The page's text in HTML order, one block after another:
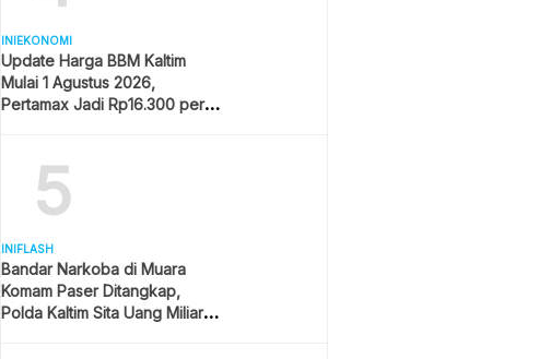
INIEKONOMI
Update Harga BBM Kaltim
Mulai 1 Agustus 2026,
Pertamax Jadi Rp16.300 per
5
INIFLASH
Bandar Narkoba di Muara
Komam Paser Ditangkap,
Polda Kaltim Sita Uang Miliaran